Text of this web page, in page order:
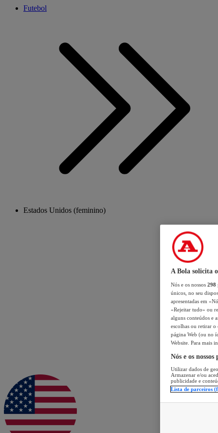
Futebol
Estados Unidos (feminino)
A Bola solicita
Nós e os nossos 298
únicos, no seu
apresentadas em
«Rejeitar tudo» ou
alguns conteúdos e
escolhas ou retirar
página Web (ou no
Website. Para mais
Nós e os
Utilizar dados de
Armazenar e/ou
publicidade e
Lista de parceiros